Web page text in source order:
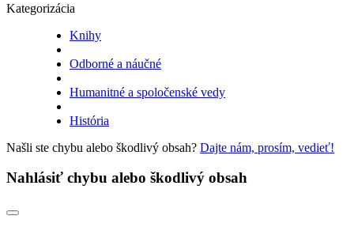
Kategorizácia
Knihy
Odborné a náučné
Humanitné a spoločenské vedy
História
Našli ste chybu alebo škodlivý obsah? Dajte nám, prosím, vedieť!
Nahlásiť chybu alebo škodlivý obsah